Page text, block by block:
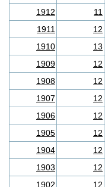
1912
11
1911
12
1910
13
1909
12
1908
12
1907
12
1906
12
1905
12
1904
12
1903
12
1902
12